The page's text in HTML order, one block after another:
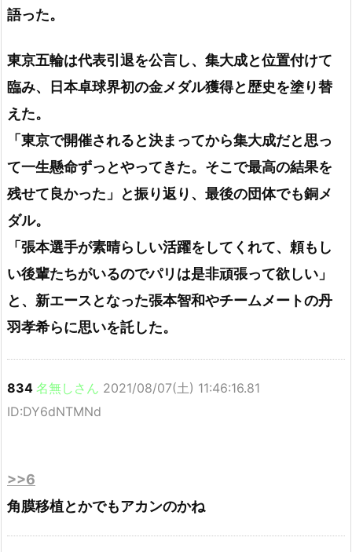
語った。
東京五輪は代表引退を公言し、集大成と位置付けて
臨み、日本卓球界初の金メダル獲得と歴史を塗り替
えた。
「東京で開催されると決まってから集大成だと思っ
て一生懸命ずっとやってきた。そこで最高の結果を
残せて良かった」と振り返り、最後の団体でも銅メ
ダル。
「張本選手が素晴らしい活躍をしてくれて、頼もし
い後輩たちがいるのでパリは是非頑張って欲しい」
と、新エースとなった張本智和やチームメートの丹
羽孝希らに思いを託した。
834 名無しさん 2021/08/07(土) 11:46:16.81
ID:DY6dNTMNd
>>6
角膜移植とかでもアカンのかね